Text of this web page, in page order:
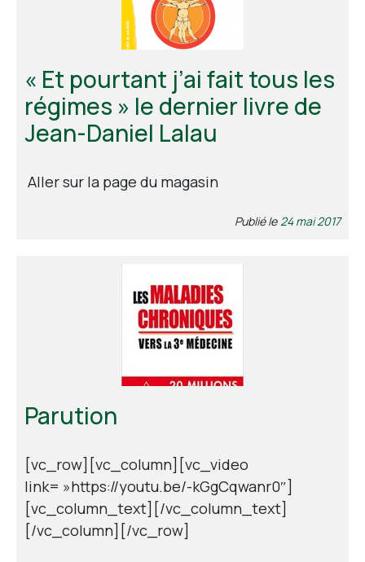
« Et pourtant j’ai fait tous les
régimes » le dernier livre de
Jean-Daniel Lalau
Aller sur la page du magasin
Publié le 24 mai 2017
Parution
[vc_row][vc_column][vc_video
link= »https://youtu.be/-kGgCqwanr0″]
[vc_column_text][/vc_column_text]
[/vc_column][/vc_row]